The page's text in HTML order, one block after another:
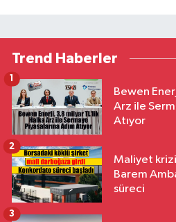
Trend Haberler
Bewen
Arz ile
Atıyor
1
Maliyet
Barem
süreci
2
3